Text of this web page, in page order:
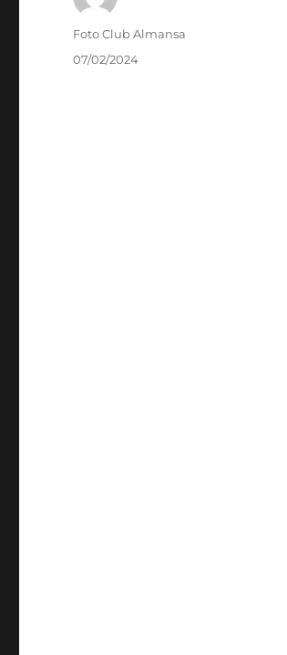
Autor
Foto Club Almansa
Publicado
07/02/2024